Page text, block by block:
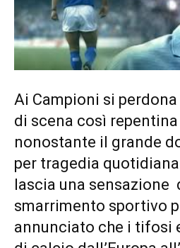
Ai Campioni si
di scena così
nonostante il grande
per tragedia
lascia una sensazione
smarrimento sportivo
annunciato che i tifosi